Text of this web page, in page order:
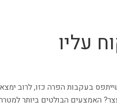
עליו
בעקבות הפרה כזו, לרוב
האמצעים הבולטים ביותר